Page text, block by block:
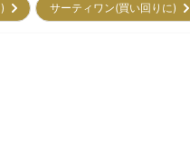
) サーティワン(買い回りに)